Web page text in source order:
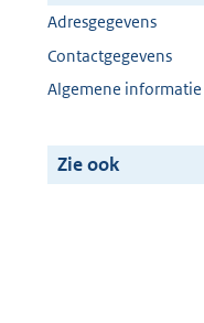
Adresgegevens
Contactgegevens
Algemene informatie
Zie ook